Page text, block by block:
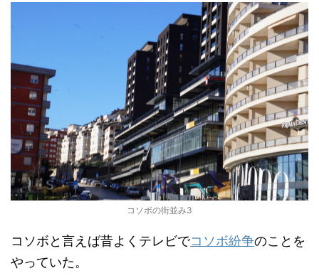
コソボの街並み3
コソボと言えば昔よくテレビでコソボ紛争のことを
やっていた。